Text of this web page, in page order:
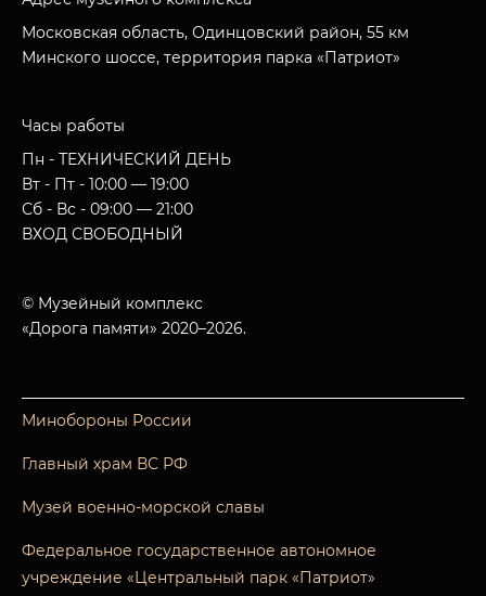
Московская область, Одинцовский район, 55 км
Минского шоссе, территория парка «Патриот»
Часы работы
Пн - ТЕХНИЧЕСКИЙ ДЕНЬ
Вт - Пт - 10:00 — 19:00
Сб - Вс - 09:00 — 21:00
ВХОД СВОБОДНЫЙ
© Музейный комплекс
«Дорога памяти» 2020–2026.
Минобороны России
Главный храм ВС РФ
Музей военно-морской славы
Федеральное государственное автономное
учреждение «Центральный парк «Патриот»